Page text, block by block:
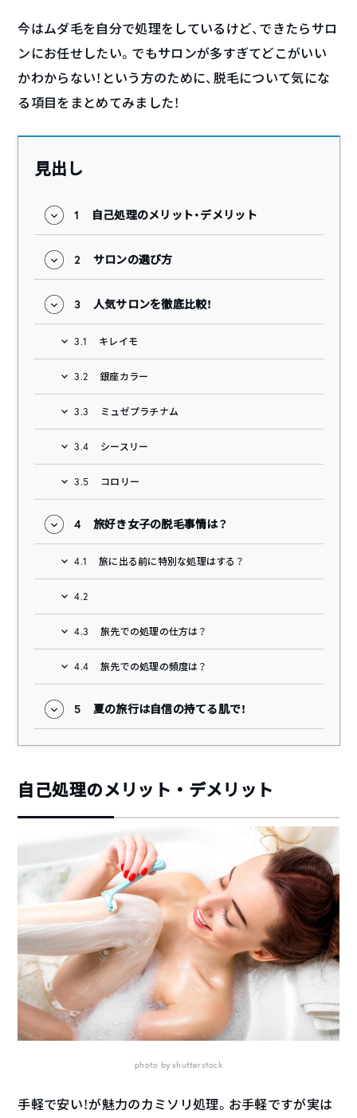
今はムダ毛を自分で処理をしているけど、できたらサロ
ンにお任せしたい。でもサロンが多すぎてどこがいい
かわからない！という方のために、脱毛について気にな
る項目をまとめてみました！
見出し
1 自己処理のメリット・デメリット
2 サロンの選び方
3 人気サロンを徹底比較！
3.1 キレイモ
3.2 銀座カラー
3.3 ミュゼプラチナム
3.4 シースリー
3.5 コロリー
4 旅好き女子の脱毛事情は？
4.1 旅に出る前に特別な処理はする？
4.2
4.3 旅先での処理の仕方は？
4.4 旅先での処理の頻度は？
5 夏の旅行は自信の持てる肌で！
自己処理のメリット・デメリット
photo by shutterstock
手軽で安い！が魅力のカミソリ処理。お手軽ですが実は